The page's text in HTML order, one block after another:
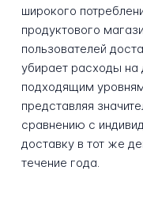
широкого
продуктового
пользователей
убирает расходы на
подходящим
представляя
сравнению с
доставку в тот же
течение года.